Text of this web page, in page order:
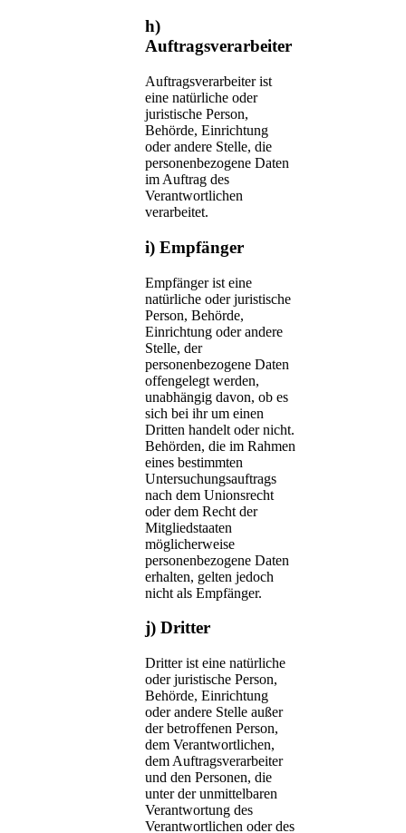
h)
Auftragsverarbeiter
Auftragsverarbeiter ist
eine natürliche oder
juristische Person,
Behörde, Einrichtung
oder andere Stelle, die
personenbezogene Daten
im Auftrag des
Verantwortlichen
verarbeitet.
i) Empfänger
Empfänger ist eine
natürliche oder juristische
Person, Behörde,
Einrichtung oder andere
Stelle, der
personenbezogene Daten
offengelegt werden,
unabhängig davon, ob es
sich bei ihr um einen
Dritten handelt oder nicht.
Behörden, die im Rahmen
eines bestimmten
Untersuchungsauftrags
nach dem Unionsrecht
oder dem Recht der
Mitgliedstaaten
möglicherweise
personenbezogene Daten
erhalten, gelten jedoch
nicht als Empfänger.
j) Dritter
Dritter ist eine natürliche
oder juristische Person,
Behörde, Einrichtung
oder andere Stelle außer
der betroffenen Person,
dem Verantwortlichen,
dem Auftragsverarbeiter
und den Personen, die
unter der unmittelbaren
Verantwortung des
Verantwortlichen oder des